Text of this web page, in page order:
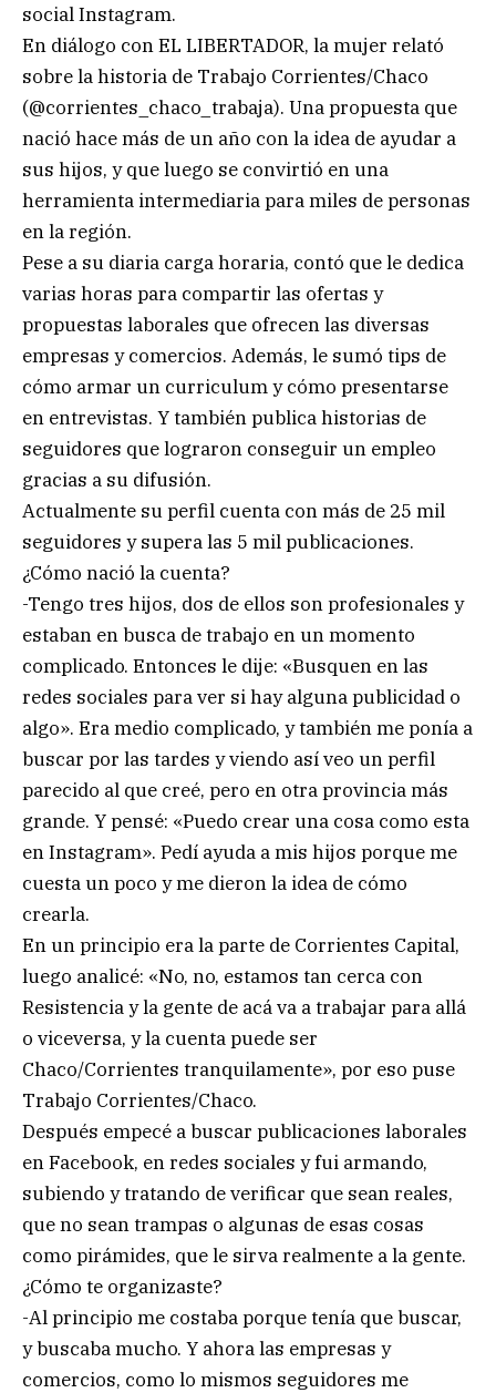
social Instagram.
En diálogo con EL LIBERTADOR, la mujer relató
sobre la historia de Trabajo Corrientes/Chaco
(@corrientes_chaco_trabaja). Una propuesta que
nació hace más de un año con la idea de ayudar a
sus hijos, y que luego se convirtió en una
herramienta intermediaria para miles de personas
en la región.
Pese a su diaria carga horaria, contó que le dedica
varias horas para compartir las ofertas y
propuestas laborales que ofrecen las diversas
empresas y comercios. Además, le sumó tips de
cómo armar un curriculum y cómo presentarse
en entrevistas. Y también publica historias de
seguidores que lograron conseguir un empleo
gracias a su difusión.
Actualmente su perfil cuenta con más de 25 mil
seguidores y supera las 5 mil publicaciones.
¿Cómo nació la cuenta?
-Tengo tres hijos, dos de ellos son profesionales y
estaban en busca de trabajo en un momento
complicado. Entonces le dije: «Busquen en las
redes sociales para ver si hay alguna publicidad o
algo». Era medio complicado, y también me ponía a
buscar por las tardes y viendo así veo un perfil
parecido al que creé, pero en otra provincia más
grande. Y pensé: «Puedo crear una cosa como esta
en Instagram». Pedí ayuda a mis hijos porque me
cuesta un poco y me dieron la idea de cómo
crearla.
En un principio era la parte de Corrientes Capital,
luego analicé: «No, no, estamos tan cerca con
Resistencia y la gente de acá va a trabajar para allá
o viceversa, y la cuenta puede ser
Chaco/Corrientes tranquilamente», por eso puse
Trabajo Corrientes/Chaco.
Después empecé a buscar publicaciones laborales
en Facebook, en redes sociales y fui armando,
subiendo y tratando de verificar que sean reales,
que no sean trampas o algunas de esas cosas
como pirámides, que le sirva realmente a la gente.
¿Cómo te organizaste?
-Al principio me costaba porque tenía que buscar,
y buscaba mucho. Y ahora las empresas y
comercios, como lo mismos seguidores me